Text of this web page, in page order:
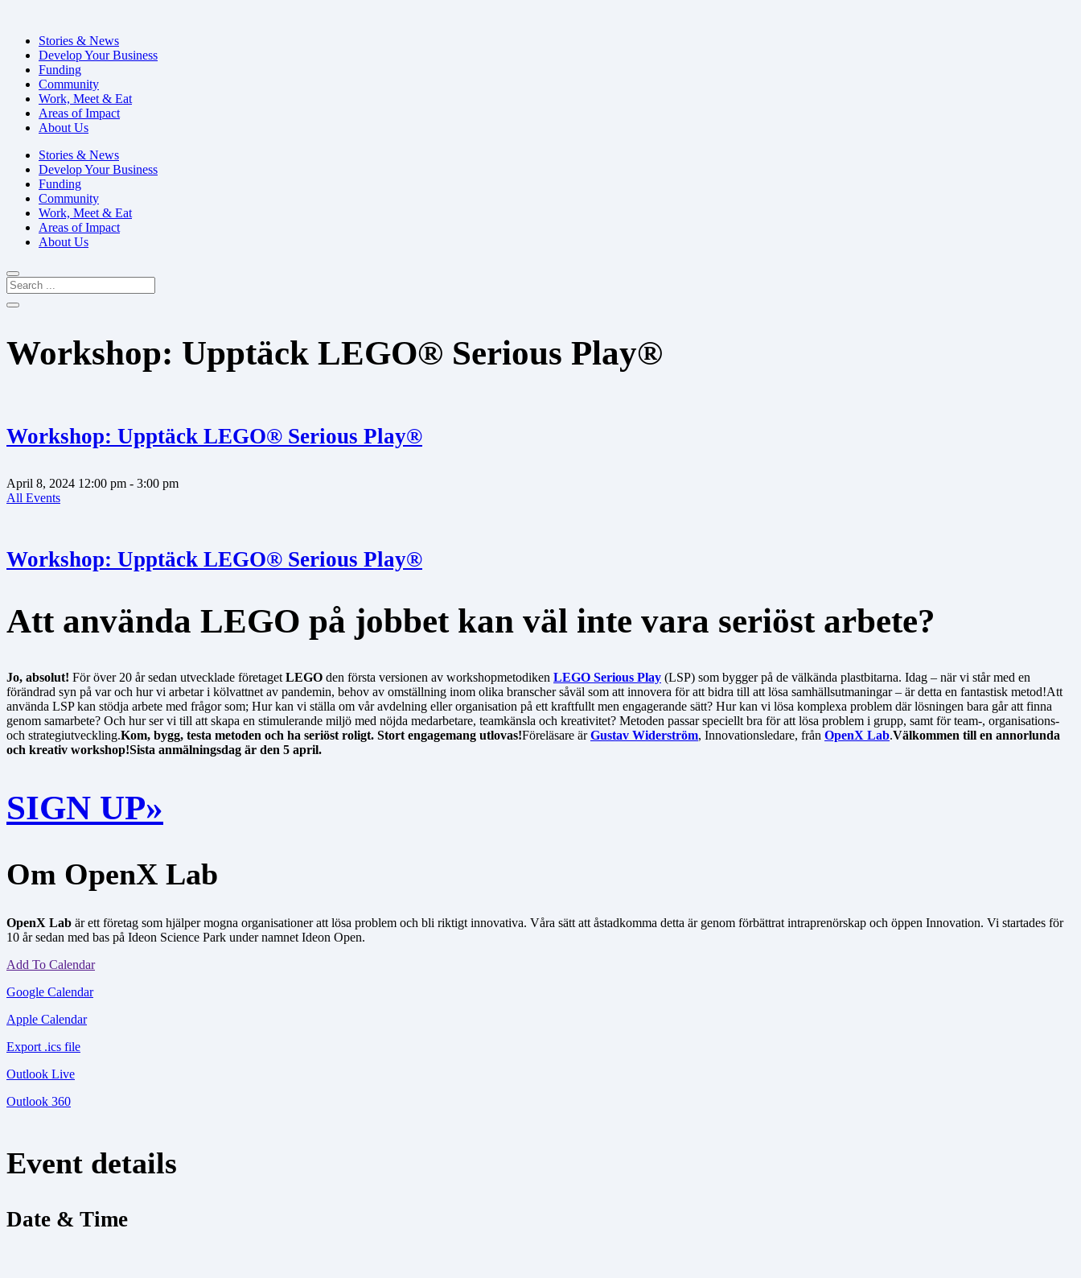
Stories & News
Develop Your Business
Funding
Community
Work, Meet & Eat
Areas of Impact
About Us
Stories & News
Develop Your Business
Funding
Community
Work, Meet & Eat
Areas of Impact
About Us
Workshop: Upptäck LEGO® Serious Play®
Workshop: Upptäck LEGO® Serious Play®
April 8, 2024 12:00 pm - 3:00 pm
All Events
Workshop: Upptäck LEGO® Serious Play®
Att använda LEGO på jobbet kan väl inte vara seriöst arbete?
Jo, absolut! För över 20 år sedan utvecklade företaget LEGO den första versionen av workshopmetodiken LEGO Serious Play (LSP) som bygger på de välkända plastbitarna. Idag – när vi står med en
förändrad syn på var och hur vi arbetar i kölvattnet av pandemin, behov av omställning inom olika branscher såväl som att innovera för att bidra till att lösa samhällsutmaningar – är detta en fantastisk metod!Att
använda LSP kan stödja arbete med frågor som; Hur kan vi ställa om vår avdelning eller organisation på ett kraftfullt men engagerande sätt? Hur kan vi lösa komplexa problem där lösningen bara går att finna
genom samarbete? Och hur ser vi till att skapa en stimulerande miljö med nöjda medarbetare, teamkänsla och kreativitet? Metoden passar speciellt bra för att lösa problem i grupp, samt för team-, organisations-
och strategiutveckling.Kom, bygg, testa metoden och ha seriöst roligt. Stort engagemang utlovas!Föreläsare ärGustav Widerström, Innovationsledare, från OpenX Lab.Välkommen till en annorlunda
och kreativ workshop!Sista anmälningsdag är den 5 april.
SIGN UP»
Om OpenX Lab
OpenX Lab är ett företag som hjälper mogna organisationer att lösa problem och bli riktigt innovativa. Våra sätt att åstadkomma detta är genom förbättrat intraprenörskap och öppen Innovation. Vi startades för
10 år sedan med bas på Ideon Science Park under namnet Ideon Open.
Add To Calendar
Google Calendar
Apple Calendar
Export .ics file
Outlook Live
Outlook 360
Event details
Date & Time